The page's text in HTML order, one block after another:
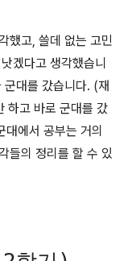
했고, 쓸데 없는 고민
겠다고 생각했습니
군대를 갔습니다. (재
하고 바로 군대를 갔
에서 공부는 거의
들의 정리를 할 수 있